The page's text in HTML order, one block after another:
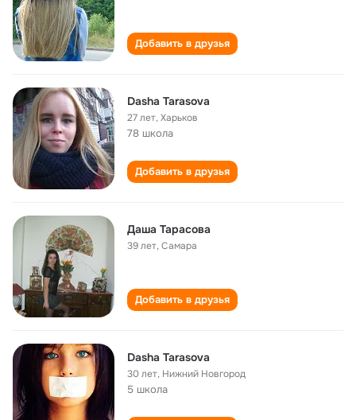
Добавить в друзья
Dasha Tarasova
27 лет,Харьков
78 школа
Добавить в друзья
Даша Тарасова
39 лет,Самара
Добавить в друзья
Dasha Tarasova
30 лет, Нижний Новгород
5 школа